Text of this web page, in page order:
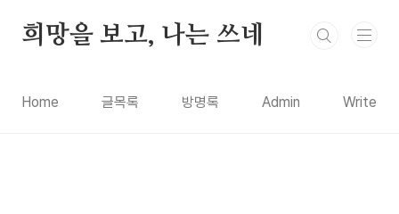
희망을 보고, 나는 쓰네
Home 글목록 방명록 Admin Write